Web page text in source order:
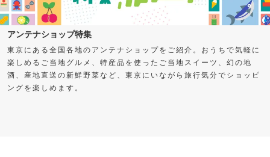
アンテナショップ特集
東京にある全国各地のアンテナショップをご紹介。おうちで気軽に
楽しめるご当地グルメ、特産品を使ったご当地スイーツ、幻の地
酒、産地直送の新鮮野菜など、東京にいながら旅行気分でショッピ
ングを楽しめます。